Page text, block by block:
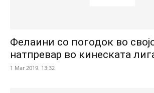
Фелаини со погодок во
натпревар во кинеската
1 Mar 2019. 13:32